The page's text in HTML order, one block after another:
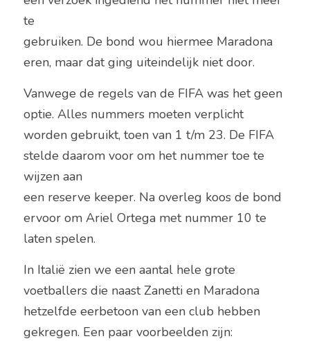
te
gebruiken. De bond wou hiermee Maradona
eren, maar dat ging uiteindelijk niet door.
Vanwege de regels van de FIFA was het geen
optie. Alles nummers moeten verplicht
worden gebruikt, toen van 1 t/m 23. De FIFA
stelde daarom voor om het nummer toe te
wijzen aan
een reserve keeper. Na overleg koos de bond
ervoor om Ariel Ortega met nummer 10 te
laten spelen.
In Italië zien we een aantal hele grote
voetballers die naast Zanetti en Maradona
hetzelfde eerbetoon van een club hebben
gekregen. Een paar voorbeelden zijn: